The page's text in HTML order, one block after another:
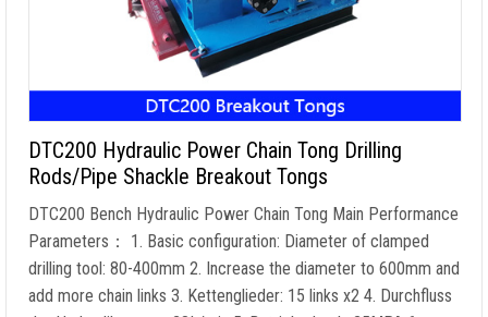
DTC200 Hydraulic Power Chain Tong Drilling
Rods/Pipe Shackle Breakout Tongs
DTC200 Bench Hydraulic Power Chain Tong Main Performance
Parameters ： 1. Basic configuration: Diameter of clamped
drilling tool: 80-400mm 2. Increase the diameter to 600mm and
add more chain links 3. Kettenglieder: 15 links x2 4. Durchfluss